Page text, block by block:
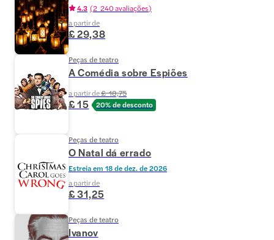
4.3 (2 240 avaliações)
a partir de
£ 29,38
Peças de teatro
A Comédia sobre Espiões
a partir de£ 18,75
£ 15 20% de desconto
Peças de teatro
O Natal dá errado
Estreia em 18 de dez. de 2026
a partir de
£ 31,25
Peças de teatro
Ivanov